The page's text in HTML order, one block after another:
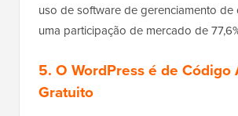
uso de software de gerenciamento de
uma participação de mercado de
5. O WordPress é de Código
Gratuito